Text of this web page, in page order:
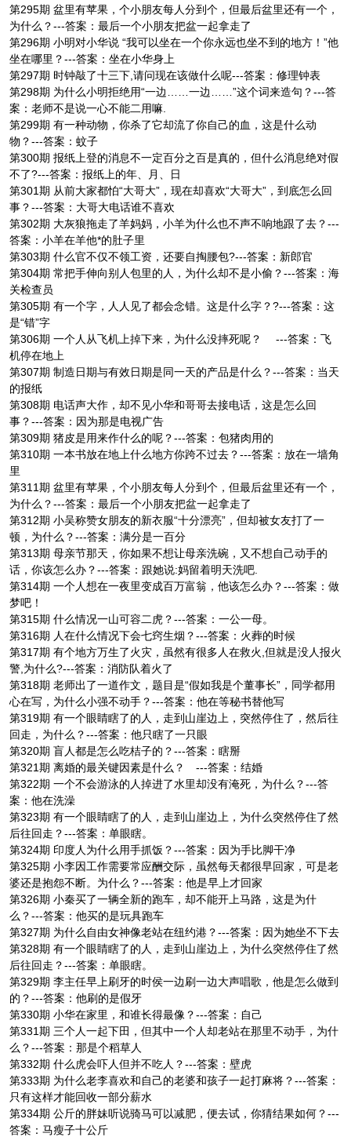
第295期 盆里有苹果，个小朋友每人分到个，但最后盆里还有一个，
为什么？---答案：最后一个小朋友把盆一起拿走了
第296期 小明对小华说 “我可以坐在一个你永远也坐不到的地方！”他
坐在哪里？---答案：坐在小华身上
第297期 时钟敲了十三下,请问现在该做什么呢---答案：修理钟表
第298期 为什么小明拒绝用“一边……一边……”这个词来造句？---答
案：老师不是说一心不能二用嘛.
第299期 有一种动物，你杀了它却流了你自己的血，这是什么动
物？---答案：蚊子
第300期 报纸上登的消息不一定百分之百是真的，但什么消息绝对假
不了?---答案：报纸上的年、月、日
第301期 从前大家都怕“大哥大”，现在却喜欢“大哥大”，到底怎么回
事？---答案：大哥大电话谁不喜欢
第302期 大灰狼拖走了羊妈妈，小羊为什么也不声不响地跟了去？---
答案：小羊在羊他*的肚子里
第303期 什么官不仅不领工资，还要自掏腰包?---答案：新郎官
第304期 常把手伸向别人包里的人，为什么却不是小偷？---答案：海
关检查员
第305期 有一个字，人人见了都会念错。这是什么字？?---答案：这
是“错”字
第306期 一个人从飞机上掉下来，为什么没摔死呢？ ---答案：飞
机停在地上
第307期 制造日期与有效日期是同一天的产品是什么？---答案：当天
的报纸
第308期 电话声大作，却不见小华和哥哥去接电话，这是怎么回
事？---答案：因为那是电视广告
第309期 猪皮是用来作什么的呢？---答案：包猪肉用的
第310期 一本书放在地上什么地方你跨不过去？---答案：放在一墙角
里
第311期 盆里有苹果，个小朋友每人分到个，但最后盆里还有一个，
为什么？---答案：最后一个小朋友把盆一起拿走了
第312期 小吴称赞女朋友的新衣服“十分漂亮”，但却被女友打了一
顿，为什么？---答案：满分是一百分
第313期 母亲节那天，你如果不想让母亲洗碗，又不想自己动手的
话，你该怎么办？---答案：跟她说:妈留着明天洗吧.
第314期 一个人想在一夜里变成百万富翁，他该怎么办？---答案：做
梦吧！
第315期 什么情况一山可容二虎？---答案：一公一母。
第316期 人在什么情况下会七窍生烟？---答案：火葬的时候
第317期 有个地方万生了火灾，虽然有很多人在救火,但就是没人报火
警,为什么?---答案：消防队着火了
第318期 老师出了一道作文，题目是“假如我是个董事长”，同学都用
心在写，为什么小强不动手？---答案：他在等秘书替他写
第319期 有一个眼睛瞎了的人，走到山崖边上，突然停住了，然后往
回走，为什么？---答案：他只瞎了一只眼
第320期 盲人都是怎么吃桔子的？---答案：瞎掰
第321期 离婚的最关键因素是什么？ ---答案：结婚
第322期 一个不会游泳的人掉进了水里却没有淹死，为什么？---答
案：他在洗澡
第323期 有一个眼睛瞎了的人，走到山崖边上，为什么突然停住了然
后往回走？---答案：单眼瞎。
第324期 印度人为什么用手抓饭？---答案：因为手比脚干净
第325期 小李因工作需要常应酬交际，虽然每天都很早回家，可是老
婆还是抱怨不断。为什么？---答案：他是早上才回家
第326期 小秦买了一辆全新的跑车，却不能开上马路，这是为什
么？---答案：他买的是玩具跑车
第327期 为什么自由女神像老站在纽约港？---答案：因为她坐不下去
第328期 有一个眼睛瞎了的人，走到山崖边上，为什么突然停住了然
后往回走？---答案：单眼瞎。
第329期 李主任早上刷牙的时侯一边刷一边大声唱歌，他是怎么做到
的？---答案：他刷的是假牙
第330期 小华在家里，和谁长得最像？---答案：自己
第331期 三个人一起下田，但其中一个人却老站在那里不动手，为什
么？---答案：那是个稻草人
第332期 什么虎会吓人但并不吃人？---答案：壁虎
第333期 为什么老李喜欢和自己的老婆和孩子一起打麻将？---答案：
只有这样才能回收一部分薪水
第334期 公斤的胖妹听说骑马可以减肥，便去试，你猜结果如何？---
答案：马瘦子十公斤